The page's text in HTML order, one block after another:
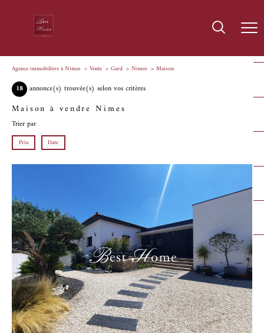
Agence immobilière à Nîmes Vente Gard Nimes Maison
18 annonce(s) trouvée(s) selon vos critères
Maison à vendre Nimes
Trier par
Prix Date